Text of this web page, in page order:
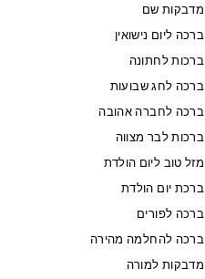
מדבקות שם
ברכה ליום נישואין
ברכות לחתונה
ברכה לחג שבועות
ברכה לחברה אהובה
ברכות לבר מצווה
מזל טוב ליום הולדת
ברכת יום הולדת
ברכה לפורים
ברכה להחלמה מהירה
מדבקות למורה